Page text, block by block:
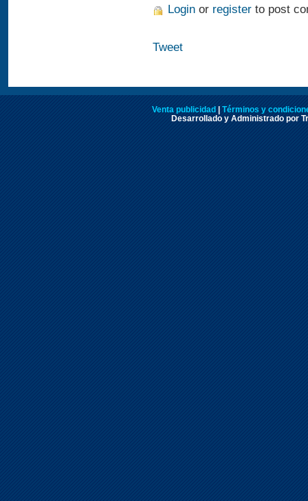
Login or register to post
Tweet
Venta publicidad | Términos y
Desarrollado y Administrado por